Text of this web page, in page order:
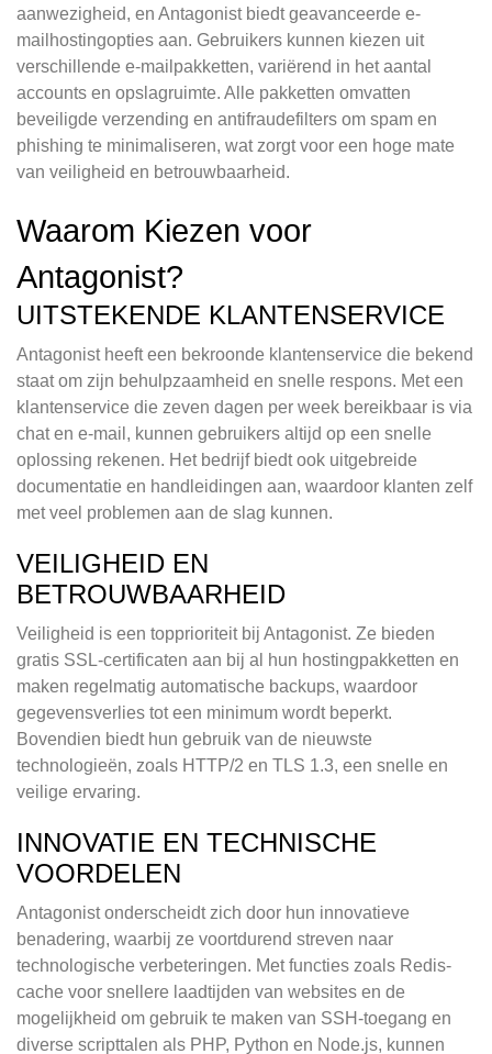
aanwezigheid, en Antagonist biedt geavanceerde e-
mailhostingopties aan. Gebruikers kunnen kiezen uit
verschillende e-mailpakketten, variërend in het aantal
accounts en opslagruimte. Alle pakketten omvatten
beveiligde verzending en antifraudefilters om spam en
phishing te minimaliseren, wat zorgt voor een hoge mate
van veiligheid en betrouwbaarheid.
Waarom Kiezen voor
Antagonist?
UITSTEKENDE KLANTENSERVICE
Antagonist heeft een bekroonde klantenservice die bekend
staat om zijn behulpzaamheid en snelle respons. Met een
klantenservice die zeven dagen per week bereikbaar is via
chat en e-mail, kunnen gebruikers altijd op een snelle
oplossing rekenen. Het bedrijf biedt ook uitgebreide
documentatie en handleidingen aan, waardoor klanten zelf
met veel problemen aan de slag kunnen.
VEILIGHEID EN
BETROUWBAARHEID
Veiligheid is een topprioriteit bij Antagonist. Ze bieden
gratis SSL-certificaten aan bij al hun hostingpakketten en
maken regelmatig automatische backups, waardoor
gegevensverlies tot een minimum wordt beperkt.
Bovendien biedt hun gebruik van de nieuwste
technologieën, zoals HTTP/2 en TLS 1.3, een snelle en
veilige ervaring.
INNOVATIE EN TECHNISCHE
VOORDELEN
Antagonist onderscheidt zich door hun innovatieve
benadering, waarbij ze voortdurend streven naar
technologische verbeteringen. Met functies zoals Redis-
cache voor snellere laadtijden van websites en de
mogelijkheid om gebruik te maken van SSH-toegang en
diverse scripttalen als PHP, Python en Node.js, kunnen